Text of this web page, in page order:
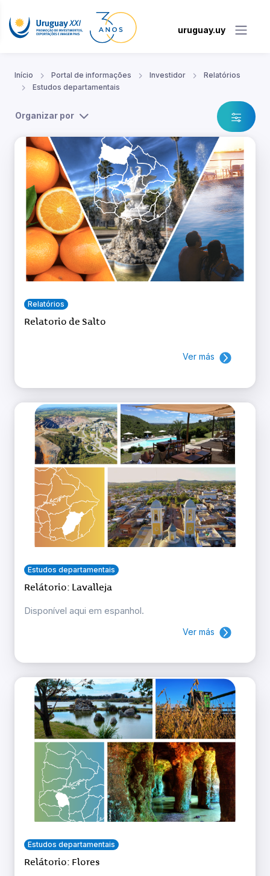
uruguay.uy
Início Portal de informações Investidor
Relatórios
Estudos departamentais
Organizar por
Relatórios
Relatorio de Salto
Ver más
Estudos departamentais
Relátorio: Lavalleja
Disponível aqui em espanhol.
Ver más
Estudos departamentais
Relátorio: Flores